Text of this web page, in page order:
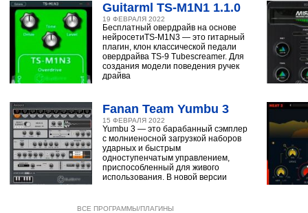
Guitarml TS-M1N1 1.1.0
19 ФЕВРАЛЯ 2022
Бесплатный овердрайв на основе
нейросетиTS-M1N3 — это гитарный
плагин, клон классической педали
овердрайва TS-9 Tubescreamer. Для
создания модели поведения ручек
драйва
Fanan Team Yumbu 3
15 ФЕВРАЛЯ 2022
Yumbu 3 — это барабанный сэмплер
с молниеносной загрузкой наборов
ударных и быстрым
одноступенчатым управлением,
приспособленный для живого
использования. В новой версии
ВСЕ ПРОГРАММЫ/ПЛАГИНЫ